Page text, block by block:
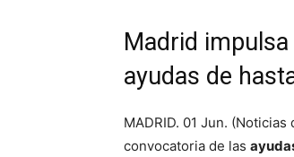
Madrid
ayudas de
MADRID. 01 Jun.
convocatoria de las